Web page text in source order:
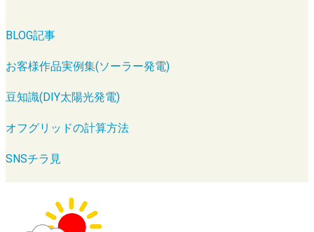
BLOG記事
お客様作品実例集(ソーラー発電)
豆知識(DIY太陽光発電)
オフグリッドの計算方法
SNSチラ見